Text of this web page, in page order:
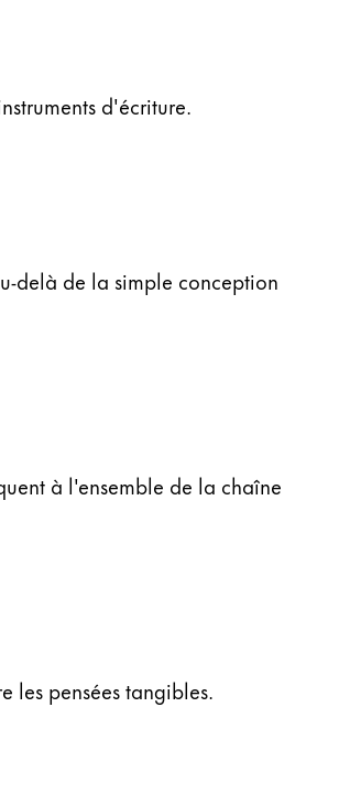
d'écriture.
delà de la simple conception
à l'ensemble de la chaîne
les pensées tangibles.